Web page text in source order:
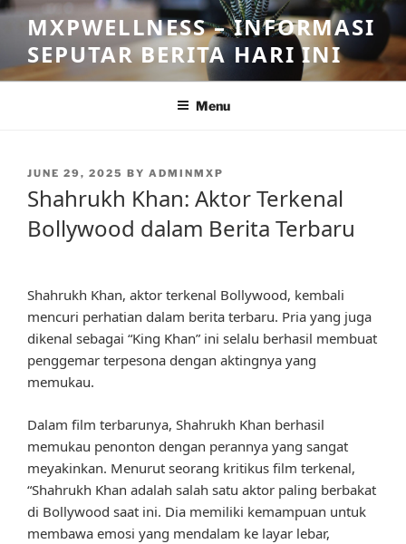
Skip
content
MXPWELLNESS – INFORMASI
SEPUTAR BERITA HARI INI
Menu
POSTED
ON
JUNE 29, 2025 BY ADMINMXP
Shahrukh Khan: Aktor Terkenal
Bollywood dalam Berita Terbaru
Shahrukh Khan, aktor terkenal Bollywood, kembali
mencuri perhatian dalam berita terbaru. Pria yang juga
dikenal sebagai “King Khan” ini selalu berhasil membuat
penggemar terpesona dengan aktingnya yang
memukau.
Dalam film terbarunya, Shahrukh Khan berhasil
memukau penonton dengan perannya yang sangat
meyakinkan. Menurut seorang kritikus film terkenal,
“Shahrukh Khan adalah salah satu aktor paling berbakat
di Bollywood saat ini. Dia memiliki kemampuan untuk
membawa emosi yang mendalam ke layar lebar,